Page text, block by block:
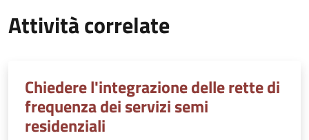
Attività correlate
Chiedere l'integrazione delle rette di
frequenza dei servizi semi
residenziali